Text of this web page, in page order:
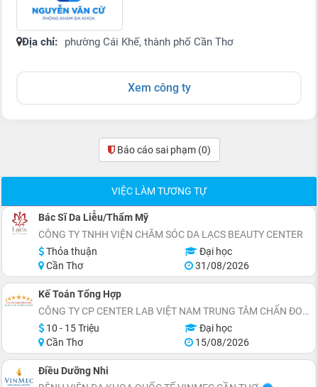
Địa chỉ: phường Cái Khế, thành phố Cần Thơ
Xem công ty
Báo cáo sai phạm (0)
VIỆC LÀM TƯƠNG TỰ
Bác Sĩ Da Liễu/Thẩm Mỹ
CÔNG TY TNHH VIỆN CHĂM SÓC DA LẠCS BEAUTY CENTER
Thỏa thuận
Đại học
Cần Thơ
31/08/2026
Kế Toán Tổng Hợp
CÔNG TY CP CENTER LAB VIỆT NAM TRUNG TÂM CHẨN ĐOÁN Y KHOA
10 - 15 Triệu
Đại học
Cần Thơ
15/08/2026
Điều Dưỡng Nhi